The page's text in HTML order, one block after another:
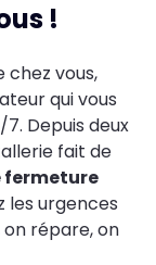
!
chez vous,
qui vous
Depuis deux
fait de
fermeture
les urgences
on répare, on